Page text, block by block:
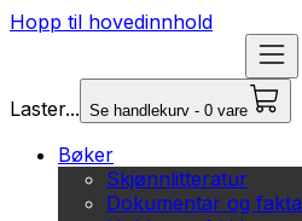
Hopp til hovedinnhold
Laster... Se handlekurv - 0 vare
Bøker
Skjønnlitteratur
Dokumentar og fakta